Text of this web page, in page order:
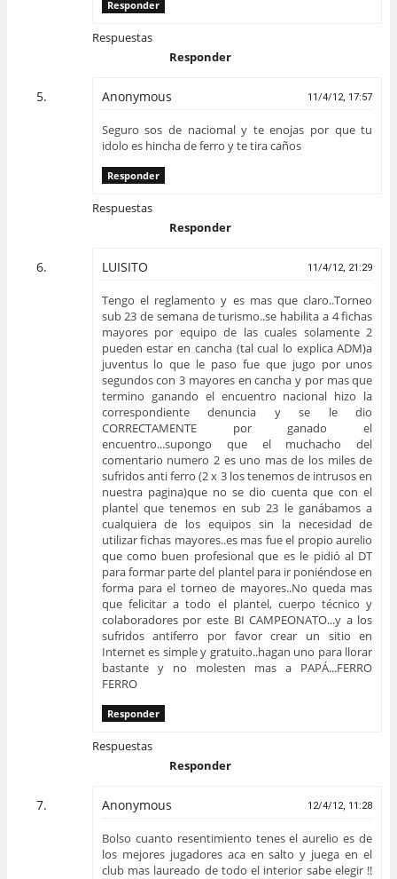
Responder
Respuestas
Responder
Anonymous 11/4/12, 17:57
Seguro sos de naciomal y te enojas por que tu
idolo es hincha de ferro y te tira caños
Responder
Respuestas
Responder
LUISITO 11/4/12, 21:29
Tengo el reglamento y es mas que claro..Torneo
sub 23 de semana de turismo..se habilita a 4 fichas
mayores por equipo de las cuales solamente 2
pueden estar en cancha (tal cual lo explica ADM)a
juventus lo que le paso fue que jugo por unos
segundos con 3 mayores en cancha y por mas que
termino ganando el encuentro nacional hizo la
correspondiente denuncia y se le dio
CORRECTAMENTE por ganado el
encuentro...supongo que el muchacho del
comentario numero 2 es uno mas de los miles de
sufridos anti ferro (2 x 3 los tenemos de intrusos en
nuestra pagina)que no se dio cuenta que con el
plantel que tenemos en sub 23 le ganábamos a
cualquiera de los equipos sin la necesidad de
utilizar fichas mayores..es mas fue el propio aurelio
que como buen profesional que es le pidió al DT
para formar parte del plantel para ir poniéndose en
forma para el torneo de mayores..No queda mas
que felicitar a todo el plantel, cuerpo técnico y
colaboradores por este BI CAMPEONATO...y a los
sufridos antiferro por favor crear un sitio en
Internet es simple y gratuito..hagan uno para llorar
bastante y no molesten mas a PAPÁ...FERRO
FERRO
Responder
Respuestas
Responder
Anonymous 12/4/12, 11:28
Bolso cuanto resentimiento tenes el aurelio es de
los mejores jugadores aca en salto y juega en el
club mas laureado de todo el interior sabe elegir !!